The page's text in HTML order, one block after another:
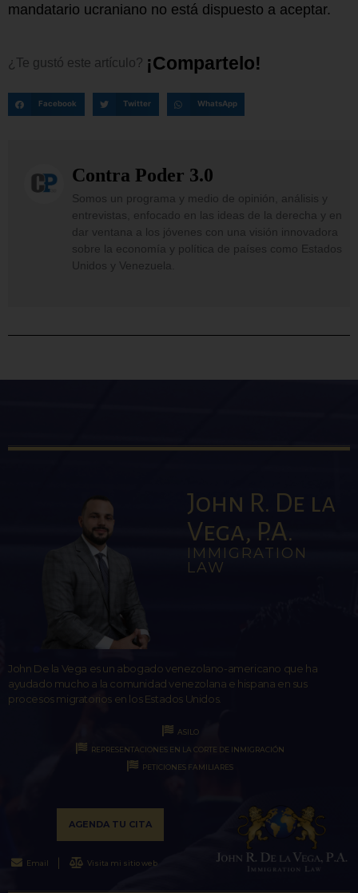
mandatario ucraniano no está dispuesto a aceptar.
¿Te gustó este artículo? ¡Compartelo!
Facebook Twitter WhatsApp
Contra Poder 3.0
Somos un programa y medio de opinión, análisis y
entrevistas, enfocado en las ideas de la derecha y en
dar ventana a los jóvenes con una visión innovadora
sobre la economía y política de países como Estados
Unidos y Venezuela.
John R. De la
Vega, P.A.
IMMIGRATION
LAW
John De la Vega es un abogado venezolano-americano que ha
ayudado mucho a la comunidad venezolana e hispana en sus
procesos migratorios en los Estados Unidos.
ASILO
REPRESENTACIONES EN LA CORTE DE INMIGRACIÓN
PETICIONES FAMILIARES
AGENDA TU CITA
Email Visita mi sitio web